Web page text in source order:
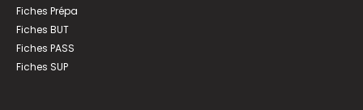
Fiches Prépa
Fiches BUT
Fiches PASS
Fiches SUP